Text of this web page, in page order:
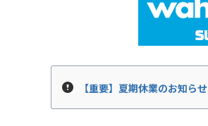
【重要】夏期休業のお知らせ